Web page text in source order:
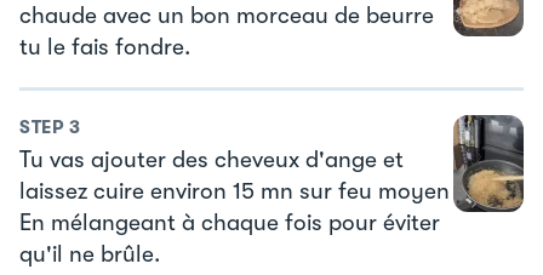
chaude avec un bon morceau de beurre
tu le fais fondre.
STEP 3
Tu vas ajouter des cheveux d'ange et
laissez cuire environ 15 mn sur feu moyen
En mélangeant à chaque fois pour éviter
qu'il ne brûle.